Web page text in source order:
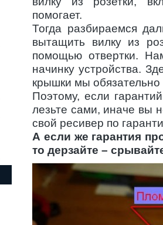
помогает.
Тогда разбираемся
вытащить вилку из
помощью отвертки.
начинку устройства.
крышки мы
Поэтому, если
лезьте сами, иначе вы
свой ресивер по
А если же гарантия
то дерзайте –